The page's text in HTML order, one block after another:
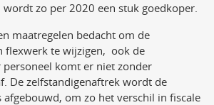
wordt zo per 2020 een stuk goedkoper.
maatregelen bedacht om de
flexwerk te wijzigen, ook de
personeel komt er niet zonder
De zelfstandigenaftrek wordt de
om zo het verschil in fiscale